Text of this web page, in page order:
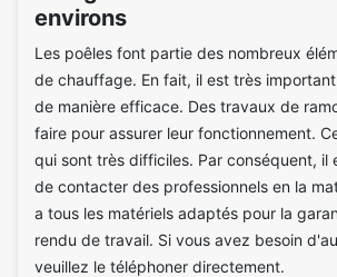
environs
Les poêles font partie des nombreux
de chauffage. En fait, il est très
de manière efficace. Des travaux de
faire pour assurer leur fonctionnement.
qui sont très difficiles. Par conséquent, il
de contacter des professionnels en la
a tous les matériels adaptés pour la
rendu de travail. Si vous avez besoin
veuillez le téléphoner directement.